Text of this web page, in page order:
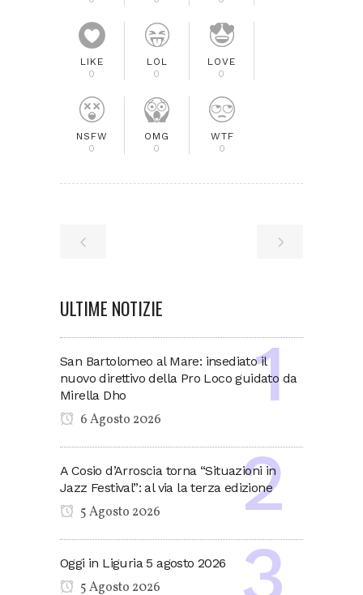
LIKE
0
LOL
0
LOVE
0
NSFW
0
OMG
0
WTF
0
ULTIME NOTIZIE
San Bartolomeo al Mare: insediato il
nuovo direttivo della Pro Loco guidato da
Mirella Dho
6 Agosto 2026
A Cosio d’Arroscia torna “Situazioni in
Jazz Festival”: al via la terza edizione
5 Agosto 2026
Oggi in Liguria 5 agosto 2026
5 Agosto 2026